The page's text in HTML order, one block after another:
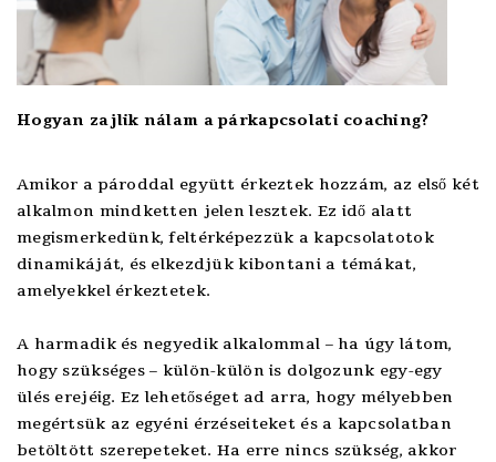
Hogyan zajlik nálam a párkapcsolati coaching?
Amikor a pároddal együtt érkeztek hozzám, az első két
alkalmon mindketten jelen lesztek. Ez idő alatt
megismerkedünk, feltérképezzük a kapcsolatotok
dinamikáját, és elkezdjük kibontani a témákat,
amelyekkel érkeztetek.
A harmadik és negyedik alkalommal – ha úgy látom,
hogy szükséges – külön-külön is dolgozunk egy-egy
ülés erejéig. Ez lehetőséget ad arra, hogy mélyebben
megértsük az egyéni érzéseiteket és a kapcsolatban
betöltött szerepeteket. Ha erre nincs szükség, akkor